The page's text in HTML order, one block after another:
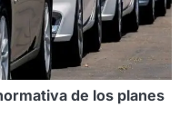
de los planes